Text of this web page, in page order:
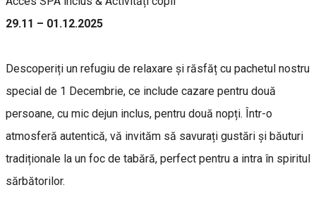
29.11 – 01.12.2025
Descoperiți un refugiu de relaxare și răsfăț cu pachetul nostru
special de 1 Decembrie, ce include cazare pentru două
persoane, cu mic dejun inclus, pentru două nopți. Într-o
atmosferă autentică, vă invităm să savurați gustări și băuturi
tradiționale la un foc de tabără, perfect pentru a intra în spiritul
sărbătorilor.